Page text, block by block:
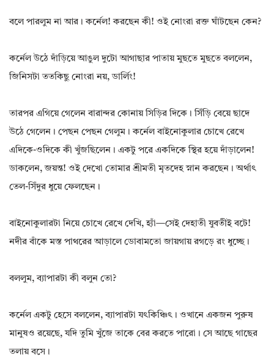
বলে পারলুম না আর। কর্নেল! করছেন কী! ওই নোংরা রক্ত ঘাঁটছেন কেন?
কর্নেল উঠে দাঁড়িয়ে আঙুল দুটো আগাছার পাতায় মুছতে মুছতে বললেন,
জিনিসটা ততকিছু নোংরা নয়, ডার্লিং!
তারপর এগিয়ে গেলেন বারান্দর কোনায় সিড়ির দিকে। সিঁড়ি বেয়ে ছাদে
উঠে গেলেন। পেছন পেছন গেলুম। কর্নেল বাইনোকুলার চোখে রেখে
এদিকে-ওদিকে কী খুঁজছিলেন। একটু পরে একদিকে স্থির হয়ে দাঁড়ালেন!
ডাকলেন, জয়ন্ত! ওই দেখো তোমার শ্রীমতী মৃতদেহ স্নান করছেন। অর্থাৎ
তেল-সিঁদুর ধুয়ে ফেলছেন।
বাইনোকুলারটা নিয়ে চোখে রেখে দেখি, হ্যাঁ—সেই দেহাতী যুবতীই বটে!
নদীর বাঁকে মস্ত পাথরের আড়ালে ডোবামতো জায়গায় রগড়ে রং ধুচ্ছে।
বললুম, ব্যাপারটা কী বলুন তো?
কর্নেল একটু হেসে বললেন, ব্যাপারটা যৎকিঞ্চিৎ। ওখানে একজন পুরুষ
মানুষও রয়েছে, যদি তুমি খুঁজে তাকে বের করতে পারো। সে আছে গাছের
তলায় বসে।